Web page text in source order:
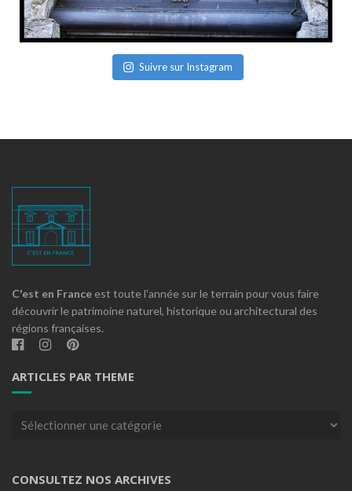
Suivre sur Instagram
C'est en France est toute l'année sur le terrain pour vous faire
découvrir le patrimoine naturel, historique ou architectural des
régions françaises.
ARTICLES PAR THEME
Articles
CONSULTEZ NOS ARCHIVES